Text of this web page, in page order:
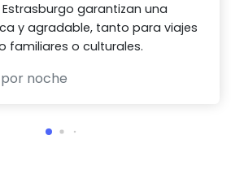
garantizan una
y agradable, tanto para viajes
familiares o culturales.
por noche